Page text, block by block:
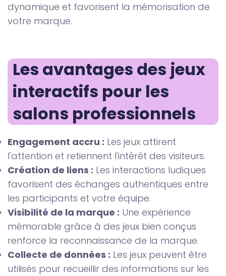
dynamique et favorisent la mémorisation de
votre marque.
Les avantages des jeux
interactifs pour les
salons professionnels
Engagement accru : Les jeux attirent
l'attention et retiennent l'intérêt des visiteurs.
Création de liens : Les interactions ludiques
favorisent des échanges authentiques entre
les participants et votre équipe.
Visibilité de la marque : Une expérience
mémorable grâce à des jeux bien conçus
renforce la reconnaissance de la marque.
Collecte de données : Les jeux peuvent être
utilisés pour recueillir des informations sur les